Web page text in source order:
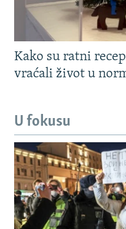
Kako su ratni
vraćali život u
U fokusu